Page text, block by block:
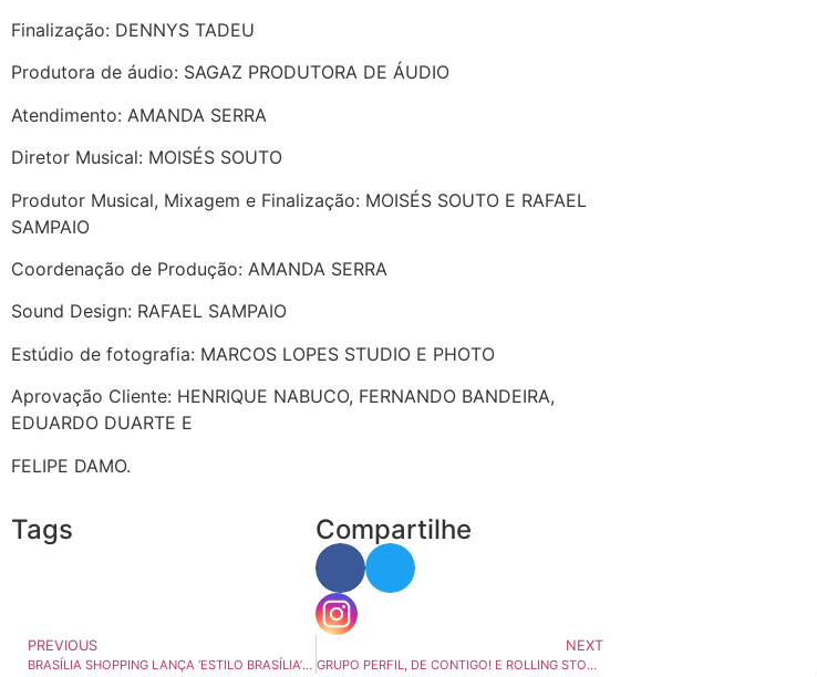
Finalização: DENNYS TADEU
Produtora de áudio: SAGAZ PRODUTORA DE ÁUDIO
Atendimento: AMANDA SERRA
Diretor Musical: MOISÉS SOUTO
Produtor Musical, Mixagem e Finalização: MOISÉS SOUTO E RAFAEL
SAMPAIO
Coordenação de Produção: AMANDA SERRA
Sound Design: RAFAEL SAMPAIO
Estúdio de fotografia: MARCOS LOPES STUDIO E PHOTO
Aprovação Cliente: HENRIQUE NABUCO, FERNANDO BANDEIRA,
EDUARDO DUARTE E
FELIPE DAMO.
Tags Compartilhe
PREVIOUS
BRASÍLIA SHOPPING LANÇA ‘ESTILO BRASÍLIA’ COM FOCO NA MODA E CRIATIVIDADE
NEXT
GRUPO PERFIL, DE CONTIGO! E ROLLING STONE, SE REINVENTA E PREPARA CARAS TV